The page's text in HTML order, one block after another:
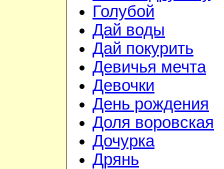
Голубой
Дай воды
Дай покурить
Девичья мечта
Девочки
День рождения
Доля воровская
Дочурка
Дрянь